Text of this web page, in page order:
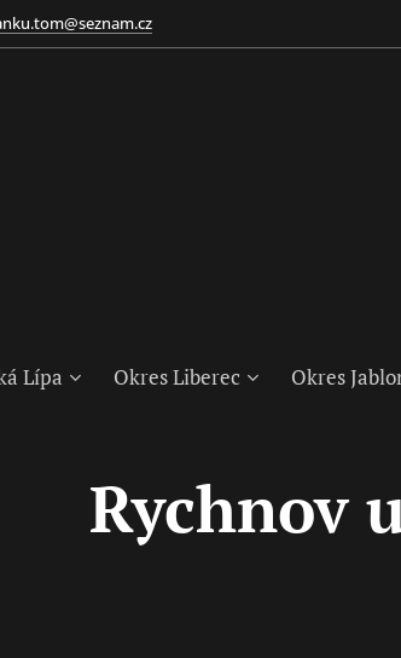
Lípa Okres Liberec Okres
Rychnov